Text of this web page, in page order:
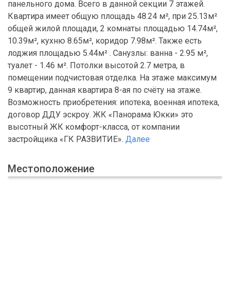
панельного дома. Всего в данной секции 7 этажей.
Квартира имеет общую площадь 48.24 м², при 25.13м²
общей жилой площади, 2 комнаты площадью 14.74м²,
10.39м², кухню 8.65м², коридор 7.98м². Также есть
лоджия площадью 5.44м² . Санузлы: ванна - 2.95 м²,
туалет - 1.46 м². Потолки высотой 2.7 метра, в
помещении подчистовая отделка. На этаже максимум
9 квартир, данная квартира 8-ая по счёту на этаже.
Возможность приобретения: ипотека, военная ипотека,
договор ДДУ эскроу. ЖК «Панорама Юкки» это
высотный ЖК комфорт-класса, от компании
застройщика «ГК РАЗВИТИЕ». Далее
Местоположение